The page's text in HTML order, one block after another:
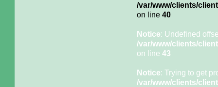
/var/www/clients/
on line 40
Notice: Undefined
/var/www/clients/
on line 43
Notice: Trying to get
/var/www/clients/